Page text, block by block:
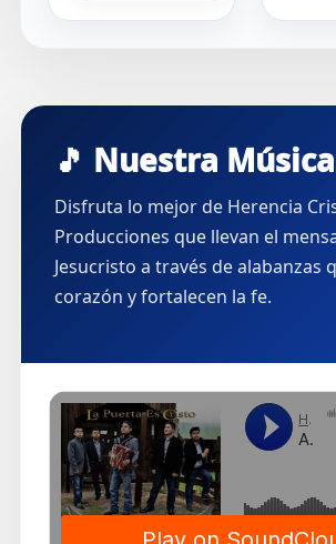
🎵 Nuestra Música
Disfruta lo mejor de Herencia
Producciones que llevan el
Jesucristo a través de alabanzas
corazón y fortalecen la fe.